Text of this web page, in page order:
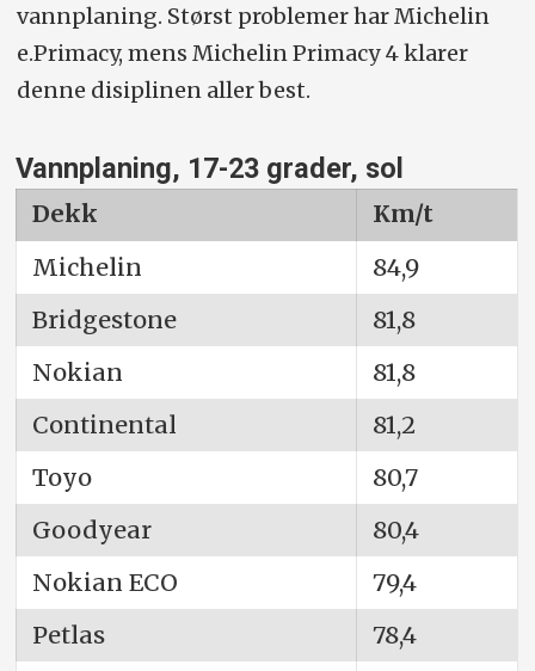
vannplaning. Størst problemer har Michelin
e.Primacy, mens Michelin Primacy 4 klarer
denne disiplinen aller best.
Vannplaning, 17-23 grader, sol
Dekk
Km/t
Michelin
84,9
Bridgestone
81,8
Nokian
81,8
Continental
81,2
Toyo
80,7
Goodyear
80,4
Nokian ECO
79,4
Petlas
78,4